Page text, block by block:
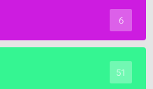
6
51